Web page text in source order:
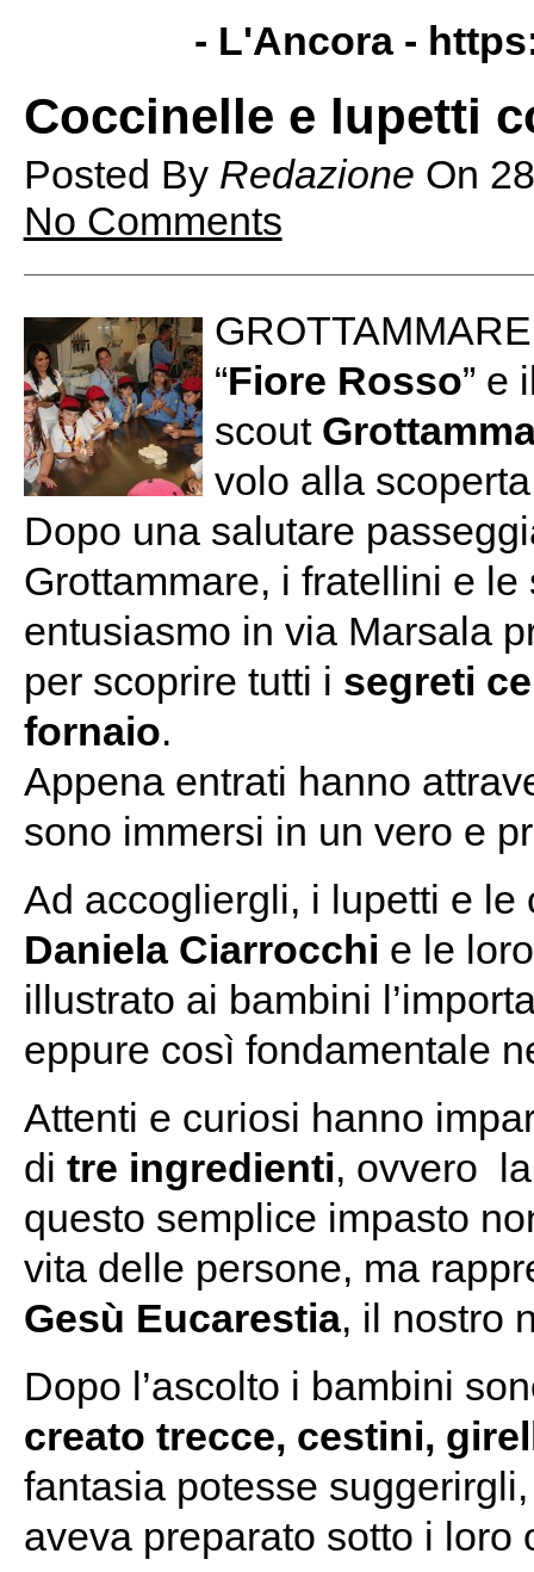
- L'Ancora -
Coccinelle e lupetti
Posted By Redazione On
No Comments
“Fiore Rosso” e
scout
volo alla
Dopo una salutare
Grottammare, i fratellini e
entusiasmo in via Marsala
per scoprire tutti i segreti
fornaio.
Appena entrati hanno
sono immersi in un vero e
Ad accogliergli, i lupetti e
Daniela Ciarrocchi e le
illustrato ai bambini
eppure così fondamentale
Attenti e curiosi hanno
di tre ingredienti, ovvero
questo semplice impasto
vita delle persone, ma
Gesù Eucarestia, il nostro
Dopo l’ascolto i bambini
creato trecce, cestini,
fantasia potesse
aveva preparato sotto i loro